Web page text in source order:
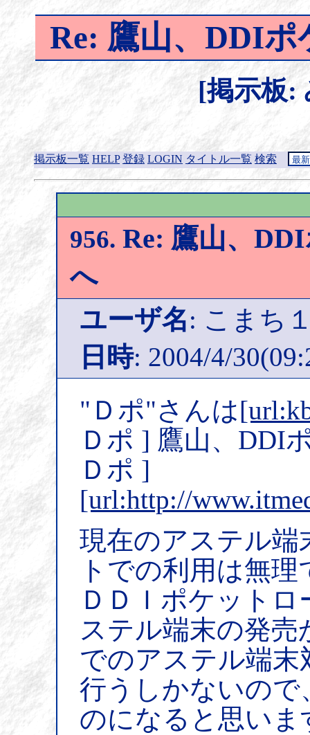
Re: 鷹山、DDI
[掲示板:
掲示板一覧 HELP 登録 LOGIN タイトル一覧 検索
956. Re: 鷹山、
へ
ユーザ名: こまち
日時: 2004/4/
"Ｄポ"さんは
Ｄポ ] 鷹山、DDI
Ｄポ ]
[url:http://
現在のアステル端
トでの利用は無
ＤＤＩポケット
ステル端末の発
でのアステル端
行うしかないの
のになると思いま